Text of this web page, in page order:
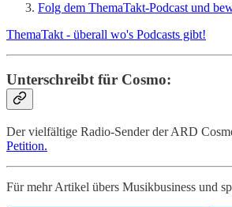
Folg dem ThemaTakt-Podcast und
ThemaTakt - überall wo's Podcasts gibt!
Unterschreibt für Cosmo:
Der vielfältige Radio-Sender der ARD
Petition.
Für mehr Artikel übers Musikbusiness und